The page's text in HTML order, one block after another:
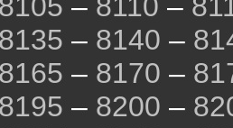
8105 – 8110 –
8135 – 8140 –
8165 – 8170 –
8195 – 8200 –